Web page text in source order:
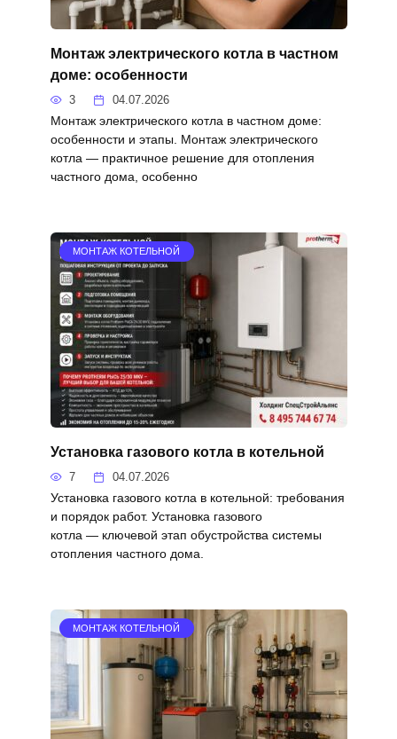
Монтаж электрического котла в частном
доме: особенности
3 04.07.2026
Монтаж электрического котла в частном доме:
особенности и этапы. Монтаж электрического
котла — практичное решение для отопления
частного дома, особенно
МОНТАЖ КОТЕЛЬНОЙ
Установка газового котла в котельной
7 04.07.2026
Установка газового котла в котельной: требования
и порядок работ. Установка газового
котла — ключевой этап обустройства системы
отопления частного дома.
МОНТАЖ КОТЕЛЬНОЙ